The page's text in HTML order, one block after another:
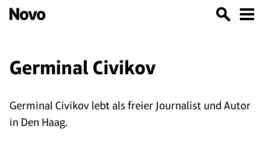
Germinal Civikov
Germinal Civikov lebt als freier Journalist und Autor
in Den Haag.